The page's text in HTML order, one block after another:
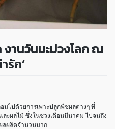
งานวันมะม่วงโลก ณ
รัก’
มไปด้วยการเพาะปลูกพืชผลต่างๆ ที่
ะผลไม้ ซึ่งในช่วงเดือนมีนาคม ไปจนถึง
ลผลิตจำนวนมาก